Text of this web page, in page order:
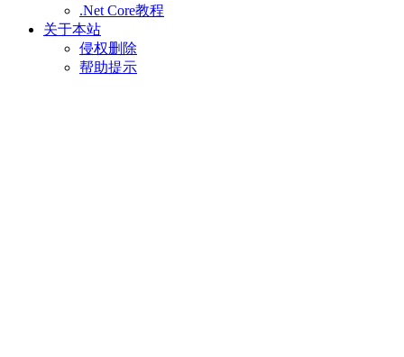
.Net Core教程
关于本站
侵权删除
帮助提示